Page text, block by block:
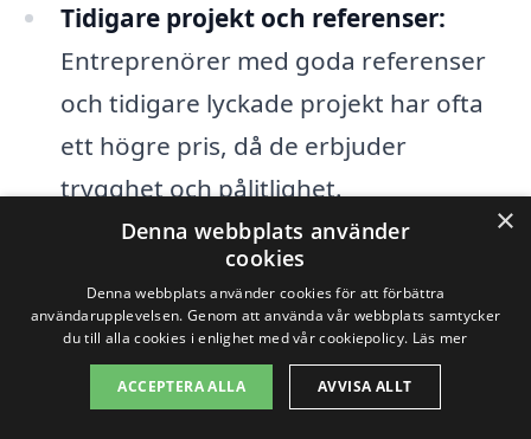
Tidigare projekt och referenser:
Entreprenörer med goda referenser
och tidigare lyckade projekt har ofta
ett högre pris, då de erbjuder
trygghet och pålitlighet.
För att få bästa möjliga pris på
totalentreprenad i Kolsvaär det viktigt
att jämföra flera offerter. Använd vår
plattform för att få kontakt med lokala
×
Denna webbplats använder
cookies
Denna webbplats använder cookies för att förbättra
användarupplevelsen. Genom att använda vår webbplats samtycker
du till alla cookies i enlighet med vår cookiepolicy. Läs mer
ACCEPTERA ALLA AVVISA ALLT